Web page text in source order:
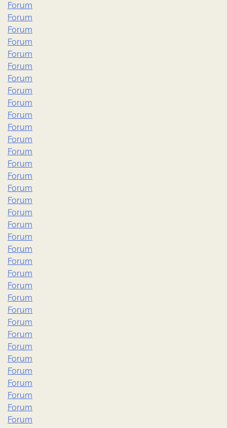
Forum
Forum
Forum
Forum
Forum
Forum
Forum
Forum
Forum
Forum
Forum
Forum
Forum
Forum
Forum
Forum
Forum
Forum
Forum
Forum
Forum
Forum
Forum
Forum
Forum
Forum
Forum
Forum
Forum
Forum
Forum
Forum
Forum
Forum
Forum